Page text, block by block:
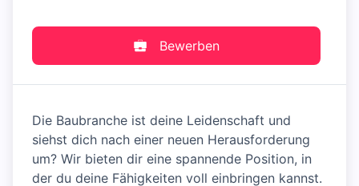
Bewerben
Die Baubranche ist deine Leidenschaft und
siehst dich nach einer neuen Herausforderung
um? Wir bieten dir eine spannende Position, in
der du deine Fähigkeiten voll einbringen kannst.